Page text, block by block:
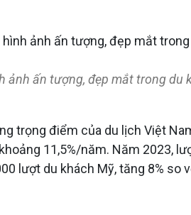
ảnh ấn tượng, đẹp mắt trong
trọng điểm của du lịch Việt
11,5%/năm. Năm 2023,
lượt du khách Mỹ, tăng 8% so